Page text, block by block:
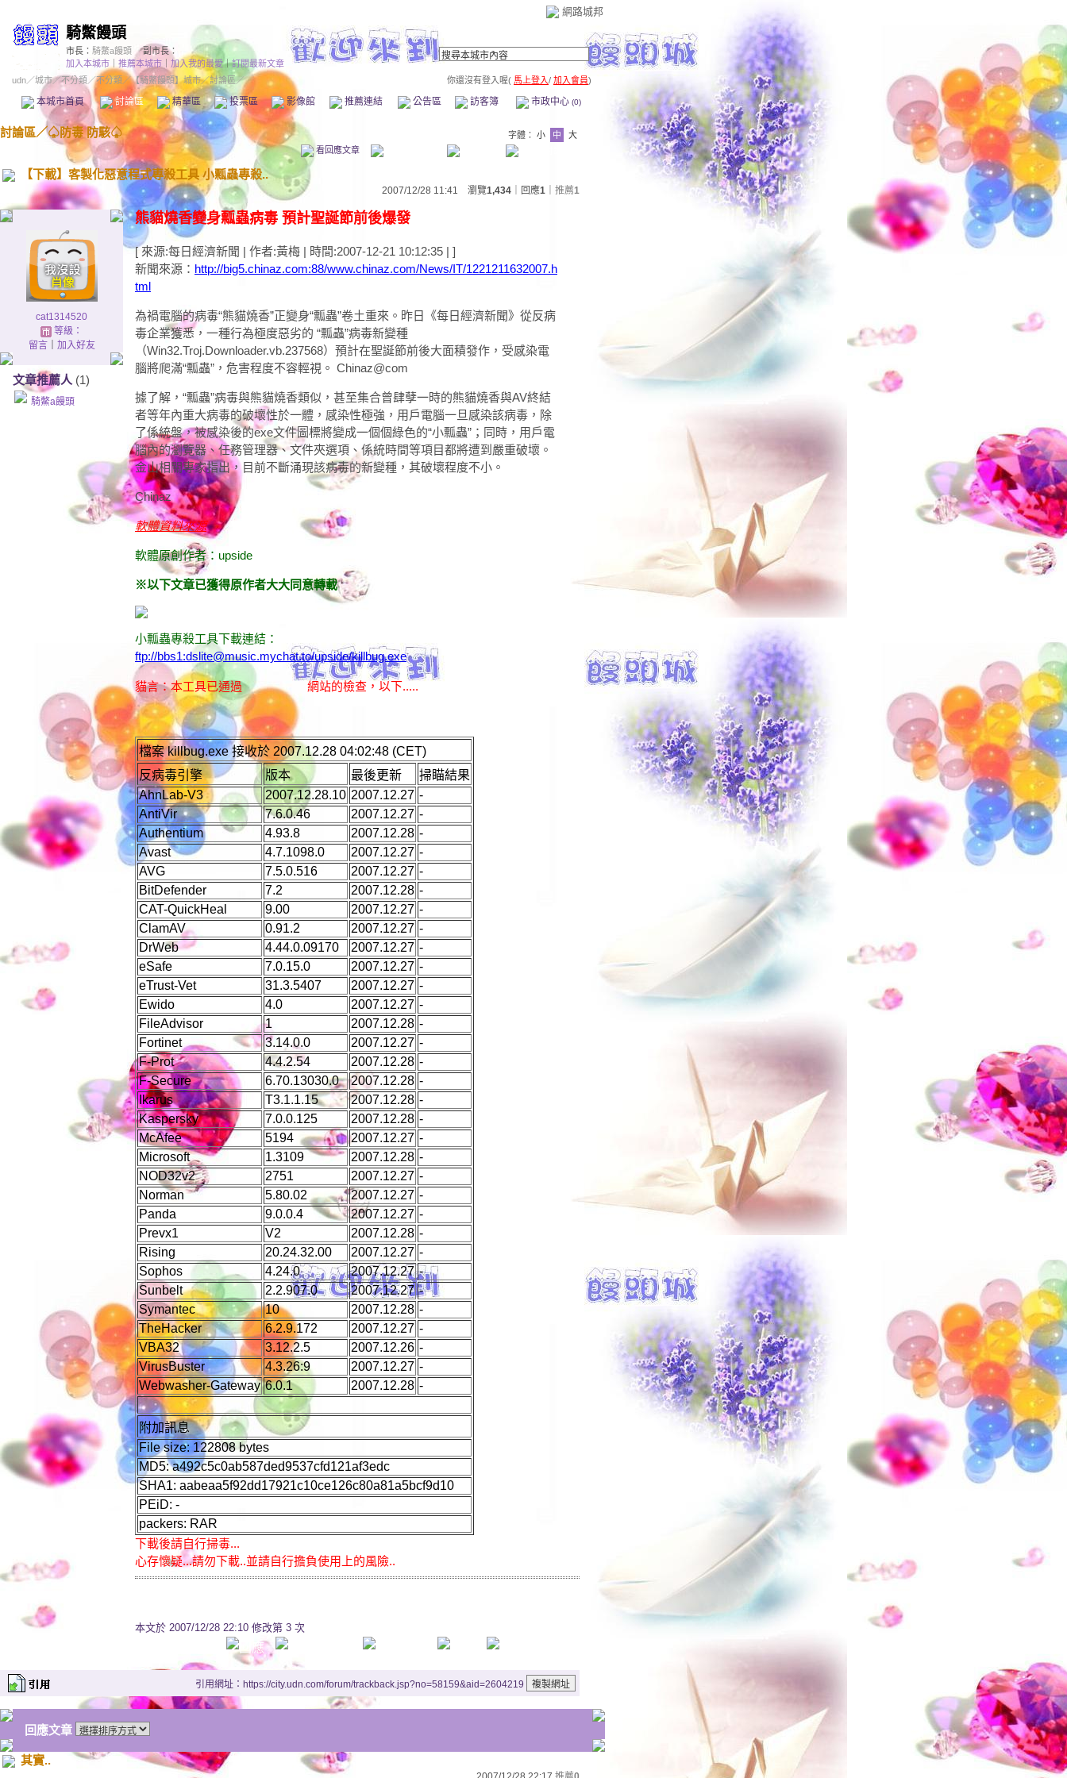
網路城邦
騎鱉饅頭
市長： 騎鱉a饅頭
副市長：
加入本城市
推薦本城市 加入我的最愛｜訂閱最新文章
udn／城市／不分類 ／不分類 ／【騎鱉饅頭】城市／討論區／ 你還沒有登入喔( 馬上登入/ 加入會員)
本城市首頁 討論區 精華區 投票區 影像館 推薦連結 公告區 訪客簿 市政中心 (0)
討論區／♤防毒 防駭♤ 字體： 小 中
大
看回應文章
【下載】客製化惡意程式專殺工具 小瓢蟲專殺..
2007/12/28 11:41 瀏覽1,434 ｜回應1 推薦1
cat1314520
等級：
留言｜ 加入好友
文章推薦人 (1)
騎鱉a饅頭
熊貓燒香變身瓢蟲病毒 預計聖誕節前後爆發
[ 來源:每日經濟新聞 | 作者:黃梅 | 時間:2007-12-21 10:12:35 | ]
新聞來源： http://big5.chinaz.com:88/www.chinaz.com/News/IT/1221211632007.h
tml
為禍電腦的病毒“熊貓燒香”正變身“瓢蟲”卷土重來。昨日《每日經濟新聞》從反病
毒企業獲悉，一種行為極度惡劣的 “瓢蟲”病毒新變種
（Win32.Troj.Downloader.vb.237568）預計在聖誕節前後大面積發作，受感染電
腦將爬滿“瓢蟲”，危害程度不容輕視。 Chinaz@com
據了解，“瓢蟲”病毒與熊貓燒香類似，甚至集合曾肆孽一時的熊貓燒香與AV終結
者等年內重大病毒的破壞性於一體，感染性極強，用戶電腦一旦感染該病毒，除
了係統盤，被感染後的exe文件圖標將變成一個個綠色的“小瓢蟲”；同時，用戶電
腦內的瀏覽器、任務管理器、文件夾選項、係統時間等項目都將遭到嚴重破壞。
金山相關專家指出，目前不斷涌現該病毒的新變種，其破壞程度不小。
Chinaz
軟體資料來源
軟體原創作者：upside
※以下文章已獲得原作者大大同意轉載
小瓢蟲專殺工具下載連結：
ftp://bbs1:dslite@music.mychat.to/upside/killbug.exe
貓言：本工具已通過 網站的檢查，以下.....
檔案 killbug.exe 接收於 2007.12.28 04:02:48 (CET)
反病毒引擎
版本 最後更新
掃瞄結果
AhnLab-V3
2007.12.28.10 2007.12.27 -
AntiVir
7.6.0.46 2007.12.27 -
Authentium
4.93.8 2007.12.28 -
Avast
4.7.1098.0 2007.12.27 -
AVG
7.5.0.516 2007.12.27 -
BitDefender
7.2 2007.12.28 -
CAT-QuickHeal
9.00 2007.12.27 -
ClamAV
0.91.2 2007.12.27 -
DrWeb
4.44.0.09170 2007.12.27 -
eSafe
7.0.15.0 2007.12.27 -
eTrust-Vet
31.3.5407 2007.12.27 -
Ewido
4.0 2007.12.27 -
FileAdvisor
1 2007.12.28 -
Fortinet
3.14.0.0 2007.12.27 -
F-Prot
4.4.2.54 2007.12.28 -
F-Secure
6.70.13030.0 2007.12.28 -
Ikarus
T3.1.1.15 2007.12.28 -
Kaspersky
7.0.0.125 2007.12.28 -
McAfee
5194 2007.12.27 -
Microsoft
1.3109 2007.12.28 -
NOD32v2
2751 2007.12.27 -
Norman
5.80.02 2007.12.27 -
Panda
9.0.0.4 2007.12.27 -
Prevx1
V2 2007.12.28 -
Rising
20.24.32.00 2007.12.27 -
Sophos
4.24.0 2007.12.27 -
Sunbelt
2.2.907.0 2007.12.27 -
Symantec
10 2007.12.28 -
TheHacker
6.2.9.172 2007.12.27 -
VBA32
3.12.2.5 2007.12.26 -
VirusBuster
4.3.26:9 2007.12.27 -
Webwasher-Gateway 6.0.1 2007.12.28 -
附加訊息
File size: 122808 bytes
MD5: a492c5c0ab587ded9537cfd121af3edc
SHA1: aabeaa5f92dd17921c10ce126c80a81a5bcf9d10
PEiD: -
packers: RAR
下載後請自行掃毒...
心存懷疑...請勿下載..並請自行擔負使用上的風險..
本文於 2007/12/28 22:10 修改第 3 次
引用網址：https://city.udn.com/forum/trackback.jsp?no=58159&aid=2604219
回應文章
其實..